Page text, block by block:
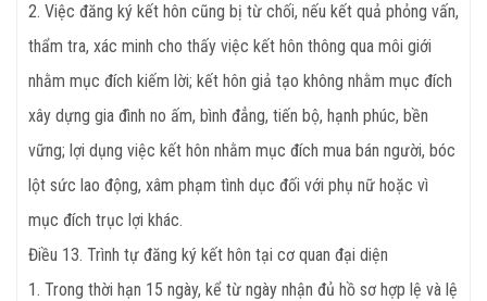
2. Việc đăng ký kết hôn cũng bị từ chối, nếu kết quả phỏng vấn,
thẩm tra, xác minh cho thấy việc kết hôn thông qua môi giới
nhằm mục đích kiếm lời; kết hôn giả tạo không nhằm mục đích
xây dựng gia đình no ấm, bình đẳng, tiến bộ, hạnh phúc, bền
vững; lợi dụng việc kết hôn nhằm mục đích mua bán người, bóc
lột sức lao động, xâm phạm tình dục đối với phụ nữ hoặc vì
mục đích trục lợi khác.
Điều 13. Trình tự đăng ký kết hôn tại cơ quan đại diện
1. Trong thời hạn 15 ngày, kể từ ngày nhận đủ hồ sơ hợp lệ và lệ